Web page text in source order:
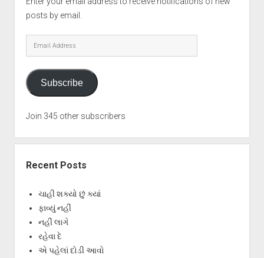
posts by email.
Email
Address
Subscribe
Join 345 other subscribers
Recent Posts
ચાહી શક્યો છું ક્યાં
ફાવ્યું નહીં
નહીં લાગે
રહેવા દે
એ પહેલાં દોડી આવો